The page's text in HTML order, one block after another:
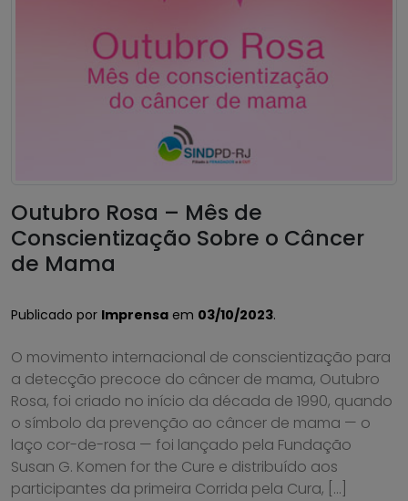
Outubro Rosa – Mês de
Conscientização Sobre o Câncer
de Mama
Publicado por Imprensa em 03/10/2023.
O movimento internacional de conscientização para
a detecção precoce do câncer de mama, Outubro
Rosa, foi criado no início da década de 1990, quando
o símbolo da prevenção ao câncer de mama — o
laço cor-de-rosa — foi lançado pela Fundação
Susan G. Komen for the Cure e distribuído aos
participantes da primeira Corrida pela Cura, […]